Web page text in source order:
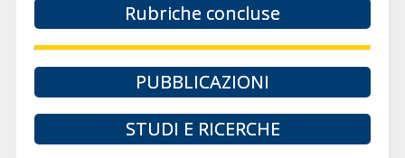
Rubriche concluse
PUBBLICAZIONI
STUDI E RICERCHE